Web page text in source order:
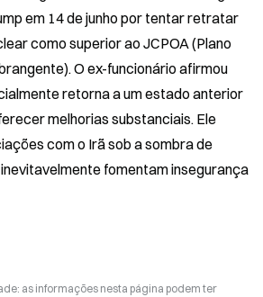
em 14 de junho por tentar retratar
como superior ao JCPOA (Plano
O ex-funcionário afirmou
retorna a um estado anterior
melhorias substanciais. Ele
com o Irã sob a sombra de
fomentam insegurança
as informações nesta página podem ter